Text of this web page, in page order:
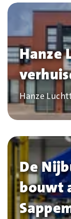
Hanze
Bedrijf
Hanze
De
bouwt